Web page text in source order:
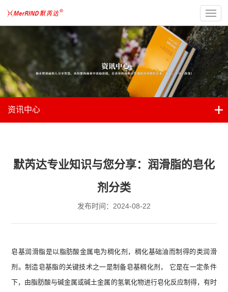
资讯中心
默芮达专业知识与您分享：润滑脂的皂化
剂分类
发布时间：2024-08-22
皂基润滑脂是以脂肪酸金属电为稠化剂，稠化基础油而制得的类润滑
剂。制造皂基脂的关键技术之一是制备皂基稠化剂， 它是在一定条件
下，由脂肪酸与碱金属或碱土金属的氢氧化物进行皂化反应制得，有时